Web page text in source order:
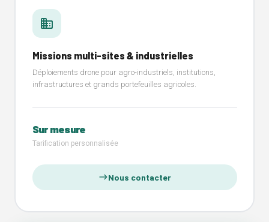
business
Missions multi-sites & industrielles
Déploiements drone pour agro-industriels, institutions,
infrastructures et grands portefeuilles agricoles.
Sur mesure
Tarification personnalisée
eastNous contacter